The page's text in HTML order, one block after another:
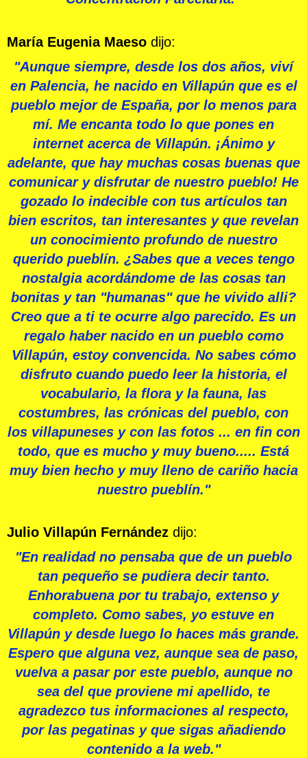
María Eugenia Maeso dijo:
"Aunque siempre, desde los dos años, viví
en Palencia, he nacido en Villapún que es el
pueblo mejor de España, por lo menos para
mí. Me encanta todo lo que pones en
internet acerca de Villapún. ¡Ánimo y
adelante, que hay muchas cosas buenas que
comunicar y disfrutar de nuestro pueblo! He
gozado lo indecible con tus artículos tan
bien escritos, tan interesantes y que revelan
un conocimiento profundo de nuestro
querido pueblín. ¿Sabes que a veces tengo
nostalgia acordándome de las cosas tan
bonitas y tan "humanas" que he vivido alli?
Creo que a ti te ocurre algo parecido. Es un
regalo haber nacido en un pueblo como
Villapún, estoy convencida. No sabes cómo
disfruto cuando puedo leer la historia, el
vocabulario, la flora y la fauna, las
costumbres, las crónicas del pueblo, con
los villapuneses y con las fotos ... en fin con
todo, que es mucho y muy bueno..... Está
muy bien hecho y muy lleno de cariño hacia
nuestro pueblín."
Julio Villapún Fernández dijo:
"En realidad no pensaba que de un pueblo
tan pequeño se pudiera decir tanto.
Enhorabuena por tu trabajo, extenso y
completo. Como sabes, yo estuve en
Villapún y desde luego lo haces más grande.
Espero que alguna vez, aunque sea de paso,
vuelva a pasar por este pueblo, aunque no
sea del que proviene mi apellido, te
agradezco tus informaciones al respecto,
por las pegatinas y que sigas añadiendo
contenido a la web."